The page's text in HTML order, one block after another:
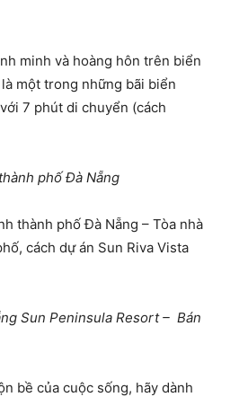
minh và hoàng hôn trên biển
một trong những bãi biển
7 phút di chuyển (cách
phố Đà Nẵng
thành phố Đà Nẵng – Tòa nhà
cách dự án Sun Riva Vista
Sun Peninsula Resort – Bán
bề của cuộc sống, hãy dành